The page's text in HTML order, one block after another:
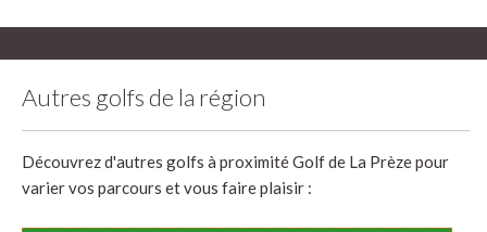
Autres golfs de la région
Découvrez d'autres golfs à proximité Golf de La Prèze pour
varier vos parcours et vous faire plaisir :